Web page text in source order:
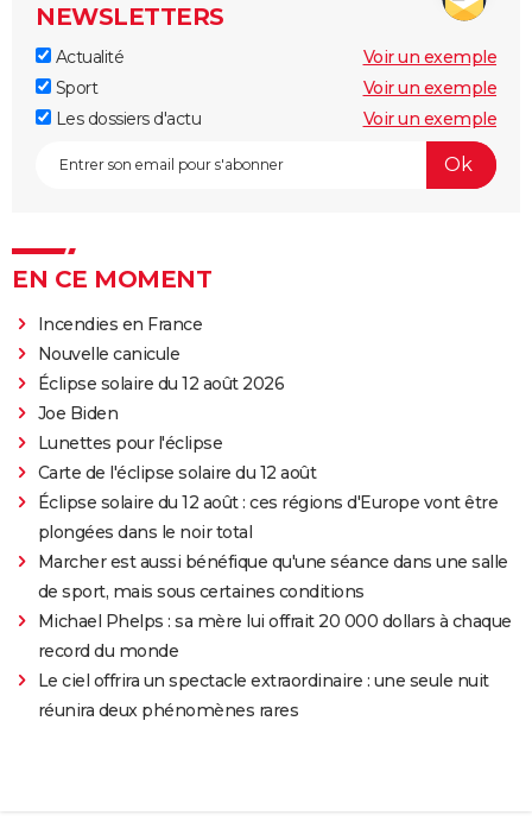
NEWSLETTERS
Actualité
Voir un exemple
Sport
Voir un exemple
Les dossiers d'actu
Voir un exemple
EN CE MOMENT
Incendies en France
Nouvelle canicule
Éclipse solaire du 12 août 2026
Joe Biden
Lunettes pour l'éclipse
Carte de l'éclipse solaire du 12 août
Éclipse solaire du 12 août : ces régions d'Europe vont être
plongées dans le noir total
Marcher est aussi bénéfique qu'une séance dans une salle
de sport, mais sous certaines conditions
Michael Phelps : sa mère lui offrait 20 000 dollars à chaque
record du monde
Le ciel offrira un spectacle extraordinaire : une seule nuit
réunira deux phénomènes rares